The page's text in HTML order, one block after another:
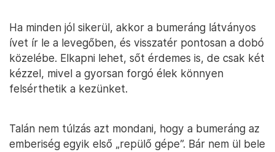
Ha minden jól sikerül, akkor a bumeráng látványos
ívet ír le a levegőben, és visszatér pontosan a dobó
közelébe. Elkapni lehet, sőt érdemes is, de csak két
kézzel, mivel a gyorsan forgó élek könnyen
felsérthetik a kezünket.
Talán nem túlzás azt mondani, hogy a bumeráng az
emberiség egyik első „repülő gépe”. Bár nem ül bele